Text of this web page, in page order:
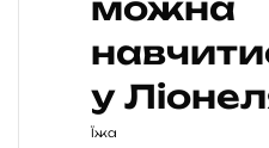
можна
у
Їжа